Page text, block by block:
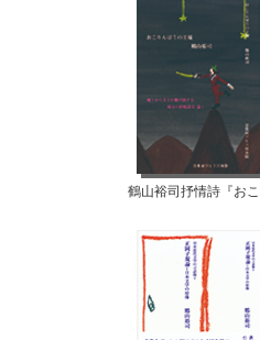
鶴山裕司抒情詩『お